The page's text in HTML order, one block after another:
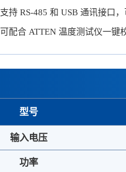
支持 RS-485 和 USB 通讯接口
可配合 ATTEN 温度测试仪一键
型号
输入电压
功率